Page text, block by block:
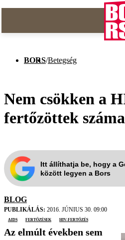
BORS/Betegség
Nem csökken a
fertőzöttek
Itt állíthatja be, hogy a
között legyen a Bors
BLOG
PUBLIKÁLÁS: 2016. JÚNIUS 30. 09:00
AIDS
fertőzések HIV-fertőzés
Az elmúlt években sem